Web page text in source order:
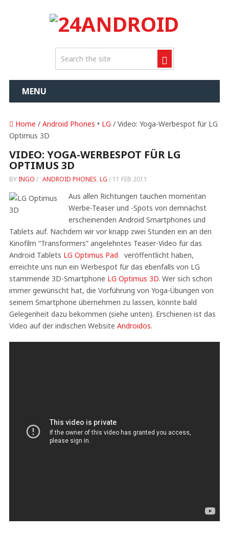
MENU
Home / Android Phones • LG / Video: Yoga-Werbespot für LG
Optimus 3D
VIDEO: YOGA-WERBESPOT FÜR LG
OPTIMUS 3D
BY INGO / ANDROID PHONES, LG / 11 FEB 2011
Aus allen Richtungen tauchen momentan
Werbe-Teaser und -Spots von demnächst
erscheinenden Android Smartphones und
Tablets auf. Nachdem wir vor knapp zwei Stunden ein an den
Kinofilm “Transformers” angelehntes Teaser-Video für das
Android Tablets LG Optimus Pad
veröffentlicht haben,
erreichte uns nun ein Werbespot für das ebenfalls von LG
stammende 3D-Smartphone LG Optimus 3D. Wer sich schon
immer gewünscht hat, die Vorführung von Yoga-Übungen von
seinem Smartphone übernehmen zu lassen, könnte bald
Gelegenheit dazu bekommen (siehe unten). Erschienen ist das
Video auf der indischen Website Androidos.